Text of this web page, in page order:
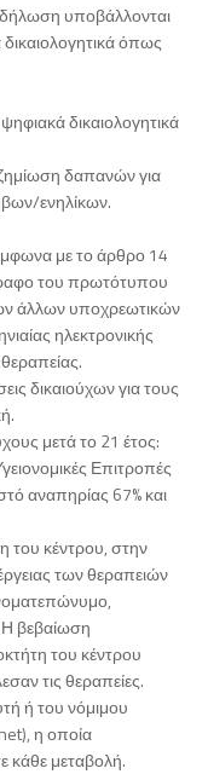
υποβάλλονται
όπως
δικαιολογητικά
δαπανών για
ενηλίκων.
με το άρθρο 14
του πρωτότυπου
άλλων υποχρεωτικών
ηλεκτρονικής
δικαιούχων για τους
μετά το 21 έτος:
Επιτροπές
αναπηρίας 67% και
του κέντρου, στην
των θεραπειών
Η βεβαίωση
του κέντρου
τις θεραπείες.
ή του νόμιμου
η οποία
κάθε μεταβολή.